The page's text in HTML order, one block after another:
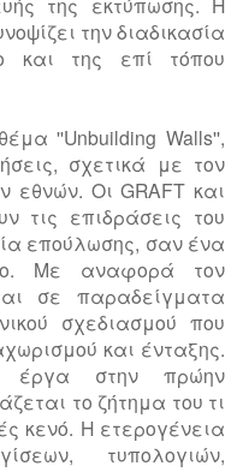
την διαδικασία
και της επί τόπου
''Unbuilding Walls'',
σχετικά με τον
εθνών. Οι GRAFT και
τις επιδράσεις του
επούλωσης, σαν ένα
Με αναφορά τον
σε παραδείγματα
σχεδιασμού που
και ένταξης.
έργα στην πρώην
το ζήτημα του τι
κενό. Η ετερογένεια
τυπολογιών,